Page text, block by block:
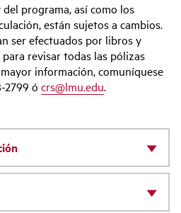
programa, así como los
están sujetos a cambios.
ser efectuados por libros y
para revisar todas las pólizas
información, comuníquese
2799 ó crs@lmu.edu.